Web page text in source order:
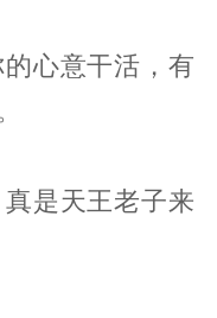
心意干活，有
是天王老子来